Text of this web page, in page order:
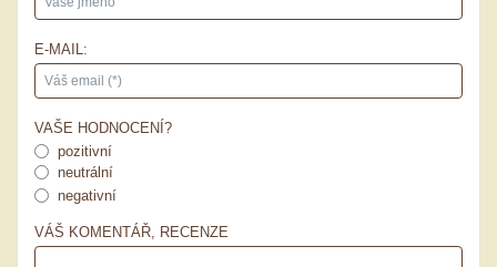
E-MAIL:
VAŠE HODNOCENÍ?
pozitivní
neutrální
negativní
VÁŠ KOMENTÁŘ, RECENZE